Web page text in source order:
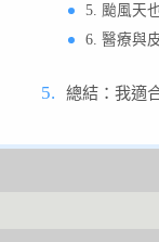
5. 颱風天
6. 醫療與
總結：我適